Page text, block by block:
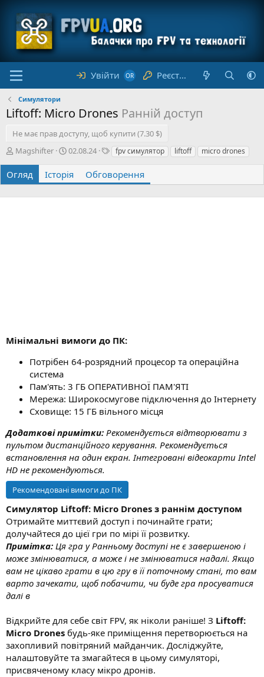
Увійти Реєстрація
Симулятори
Liftoff: Micro Drones Ранній доступ
Не має прав доступу, щоб купити (7.30 $)
А
т
о
Magshifter
Д
т
а
02.08.24
Т
г
и
fpv симулятор liftoff micro drones
Огляд Історія Обговорення
Мінімальні вимоги до ПК:
Потрібен 64-розрядний процесор та операційна
система
Пам'ять: 3 ГБ ОПЕРАТИВНОЇ ПАМ'ЯТІ
Мережа: Широкосмугове підключення до Інтернету
Сховище: 15 ГБ вільного місця
Додаткові примітки: Рекомендується відтворювати з
пультом дистанційного керування. Рекомендується
встановлення на один екран. Інтегровані відеокарти Intel
HD не рекомендуються.
Рекомендовані вимоги до ПК
Симулятор Liftoff: Micro Drones з раннім доступом
Отримайте миттєвий доступ і починайте грати;
долучайтеся до цієї гри по мірі її розвитку.
Примітка: Ця гра у Ранньому доступі не є завершеною і
може змінюватися, а може і не змінюватися надалі. Якщо
вам не цікаво грати в цю гру в її поточному стані, то вам
варто зачекати, щоб побачити, чи буде гра просуватися
далі в
Відкрийте для себе світ FPV, як ніколи раніше! З Liftoff:
Micro Drones будь-яке приміщення перетворюється на
захопливий повітряний майданчик. Досліджуйте,
налаштовуйте та змагайтеся в цьому симуляторі,
присвяченому класу мікро дронів.